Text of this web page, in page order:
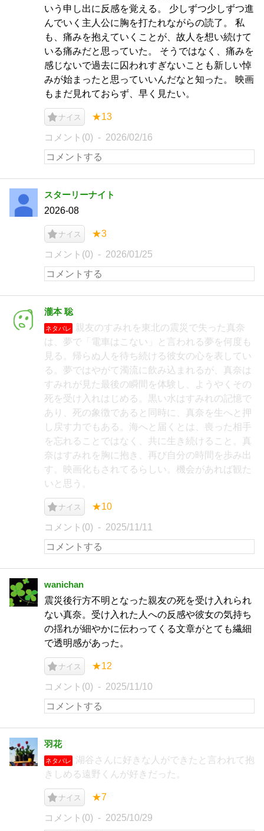
いう申し出に反感を覚える。 少しずつ少しずつ進
んでいく主人公に胸を打たれながらの読了。 私
も、痛みを抱えていくことが、故人を想い続けて
いる痛みだと思っていた。 そうではなく、痛みを
感じないで過去に囚われすぎないことも新しい悼
みが始まったと思っていいんだなと知った。 映画
もまだ見れておらず、早く見たい。
ナイス ★13
コメント(0) 2026/02/16
スターリーナイト
2026-08
ナイス ★3
コメント(0) 2026/01/25
瀧本 聡
ネタバレ
親友のすみれを東北の震災で失った真奈
は、夢で「電車はこない」と言われる夢を何度も
見る。帰らぬ人を待ち続ける彼女の心を表してい
る。夢ではやがて濁流に飲み込まれるが、真奈は
すみれが見た最後の瞬間を体験し、ようやくその
死を受け入れはじめる。黒い水はすみれの記憶で
あり、死の象徴であると同時に、真奈を生へと押
し戻す力でもある。海へと届くとは、喪った相手
を忘れることではなく、共に生き続けること。真
奈はすみれを胸に抱き、再び自分の時間を歩み出
す。映画化もされてるらしい。機会があれば観た
いと思う。
ナイス ★10
コメント(0) 2025/11/11
wanichan
震災後行方不明となった親友の死を受け入れられ
ない真奈。受け入れた人への反感や彼女の気持ち
の揺れが細やかに伝わってくる文章がとても繊細
で透明感があった。
ナイス ★12
コメント(0) 2025/11/10
羽花
ネタバレ
湖谷さんに好きな人ができたと言われて抱
きしめる遠野くんが好きだった。
ナイス ★7
コメント(0) 2025/10/29